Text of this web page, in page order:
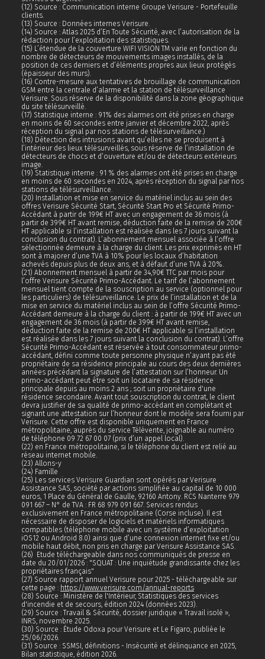
(12) Source : Communication interne Groupe Verisure - Portefeuille
clients.
(13) Source : Données internes Verisure.
(14) Source : Atlas 2025 d’En Toute Sécurité, avec l’autorisation de la
rédaction pour l’exploitation des statistiques.
(15) L’étendue de la couverture WIFI VISION TM varie en fonction du
nombre de détecteurs de mouvements images installés, de la
position de ces derniers et d’éléments propres aux lieux protégés
(épaisseur des murs).
(16) Contre-mesure aux tentatives de brouillage de communication
GSM entre la centrale d’alarme et la station de télésurveillance
Verisure. Sous réserve de la disponibilité dans la zone géographique
du site télésurveillé.
(17) Statistique interne : 91% des alarmes ont été prises en charge
en moins de 60 secondes entre janvier et décembre 2022, après
réception du signal par nos stations de télésurveillance.)
(18) Détection des intrusions avant qu’elles ne se produisent à
l’intérieur des lieux télésurveillés, sous réserve de l’installation de
détecteurs de chocs et d’ouverture et/ou de détecteurs extérieurs
image.
(19) Statistique interne : 91 % des alarmes ont été prises en charge
en moins de 60 secondes en 2024, après réception du signal par nos
stations de télésurveillance.
(20) Installation et mise en service du matériel inclus au sein des
offres Verisure Sécurité Start, Sécurité Start Pro et Sécurité Primo-
Accédant à partir de 199€ HT avec un engagement de 36 mois (à
partir de 399€ HT avant remise, déduction faite de la remise de 200€
HT applicable si l’installation est réalisée dans les 7 jours suivant la
conclusion du contrat). L’abonnement mensuel associée à l’offre
sélectionnée demeure à la charge du client. Les prix exprimés en HT
sont à majorer d’une TVA à 10% pour les locaux d’habitation
achevés depuis plus de deux ans, et à défaut d’une TVA à 20%.
(21) Abonnement mensuel à partir de 34,90€ TTC par mois pour
l’offre Verisure Sécurité Primo-Accédant. Le tarif de l’abonnement
mensuel tient compte de la souscription au service (optionnel pour
les particuliers) de télésurveillance. Le prix de l’installation et de la
mise en service du matériel inclus au sein de l’offre Sécurité Primo-
Accédant demeure à la charge du client : à partir de 199€ HT avec un
engagement de 36 mois (à partir de 399€ HT avant remise,
déduction faite de la remise de 200€ HT applicable si l’installation
est réalisée dans les 7 jours suivant la conclusion du contrat). L’offre
Sécurité Primo-Accédant est réservée à tout consommateur primo-
accédant, défini comme toute personne physique n’ayant pas été
propriétaire de sa résidence principale au cours des deux dernières
années précédant la signature de l’attestation sur l’honneur. Un
primo-accédant peut être soit un locataire de sa résidence
principale depuis au moins 2 ans ; soit un propriétaire d'une
résidence secondaire. Avant tout souscription du contrat, le client
devra justifier de sa qualité de primo-accédant en complétant et
signant une attestation sur l’honneur dont le modèle sera fourni par
Verisure. Cette offre est disponible uniquement en France
métropolitaine, auprès du service Télévente, joignable au numéro
de téléphone 09 72 67 00 07 (prix d’un appel local).
(22) en France métropolitaine, si le téléphone du client est relié au
réseau internet mobile.
(23) Allons-y
(24) Famille
(25) Les services Verisure Guardian sont opérés par Verisure
Assistance SAS, société par actions simplifiée au capital de 10 000
euros, 1 Place du Général de Gaulle, 92160 Antony. RCS Nanterre 979
091 667 – N° de TVA : FR 68 979 091 667. Services rendus
exclusivement en France métropolitaine (Corse incluse). Il est
nécessaire de disposer de logiciels et matériels informatiques
compatibles (téléphone mobile avec un système d’exploitation
iOS12 ou Android 8.0) ainsi que d’une connexion internet fixe et/ou
mobile haut débit, non pris en charge par Verisure Assistance SAS.
(26) Etude téléchargeable dans nos communiqués de presse en
date du 20/01/2026 : "SQUAT : Une inquiétude grandissante chez les
propriétaires français"
(27) Source rapport annuel Verisure pour 2025 - téléchargeable sur
cette page : https://www.verisure.com/annual-reports
(28) Source : Ministère de l'Intérieur, Statistiques des services
d'incendie et de secours, édition 2024 (données 2023).
(29) Source : Travail & Sécurité, dossier juridique « Travail isolé »,
INRS, novembre 2025.
(30) Source : Étude Odoxa pour Verisure et Le Figaro, publiée le
25/06/2026.
(31) Source : SSMSI, définitions - Insécurité et délinquance en 2025,
Bilan statistique, édition 2026.